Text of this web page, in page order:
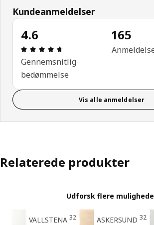
Kundeanmeldelser
4.6
Anmeldelse: 4.6 Ud af 5
Gennemsnitlig
bedømmelse
165
Vis alle anmeldelser
Relaterede produkter
Udforsk flere
VALLSTENA 32 ASKERSUND 32